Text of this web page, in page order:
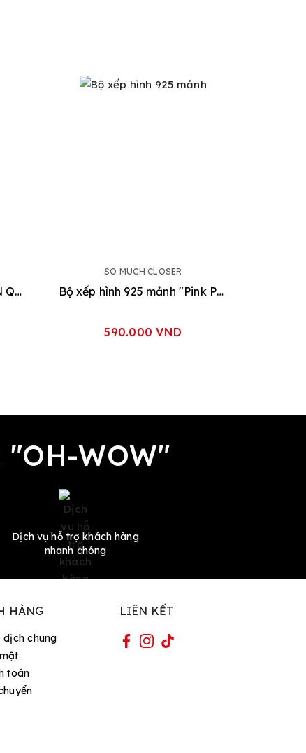
Bộ cờ kiêm thủ công "Ô ĂN QUAN"
SO MUCH CLOSER
Bộ xếp hình 925 mảnh "Pink Party"
590.000 VND
WOW"
Dịch vụ hỗ trợ khách hàng
nhanh chóng
HÀNG
chung
toán
LIÊN KẾT